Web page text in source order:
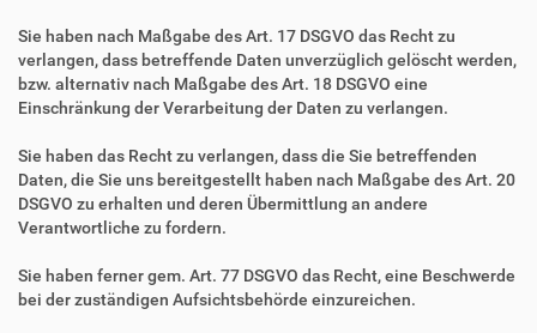
Sie haben nach Maßgabe des Art. 17 DSGVO das Recht zu
verlangen, dass betreffende Daten unverzüglich gelöscht werden,
bzw. alternativ nach Maßgabe des Art. 18 DSGVO eine
Einschränkung der Verarbeitung der Daten zu verlangen.
Sie haben das Recht zu verlangen, dass die Sie betreffenden
Daten, die Sie uns bereitgestellt haben nach Maßgabe des Art. 20
DSGVO zu erhalten und deren Übermittlung an andere
Verantwortliche zu fordern.
Sie haben ferner gem. Art. 77 DSGVO das Recht, eine Beschwerde
bei der zuständigen Aufsichtsbehörde einzureichen.